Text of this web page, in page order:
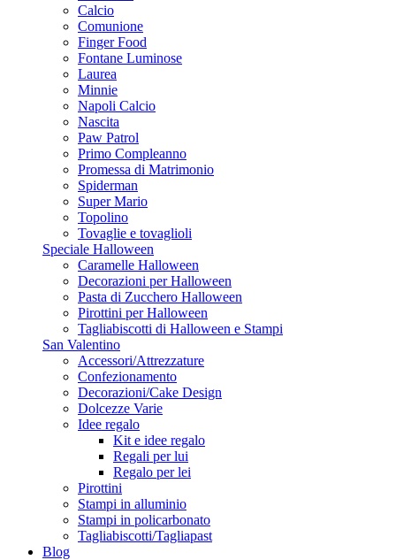
Calcio
Comunione
Finger Food
Fontane Luminose
Laurea
Minnie
Napoli Calcio
Nascita
Paw Patrol
Primo Compleanno
Promessa di Matrimonio
Spiderman
Super Mario
Topolino
Tovaglie e tovaglioli
Speciale Halloween
Caramelle Halloween
Decorazioni per Halloween
Pasta di Zucchero Halloween
Pirottini per Halloween
Tagliabiscotti di Halloween e Stampi
San Valentino
Accessori/Attrezzature
Confezionamento
Decorazioni/Cake Design
Dolcezze Varie
Idee regalo
Kit e idee regalo
Regali per lui
Regalo per lei
Pirottini
Stampi in alluminio
Stampi in policarbonato
Tagliabiscotti/Tagliapast
Blog